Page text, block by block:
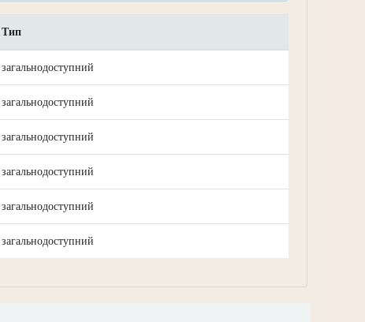
Тип
загальнодоступний
загальнодоступний
загальнодоступний
загальнодоступний
загальнодоступний
загальнодоступний